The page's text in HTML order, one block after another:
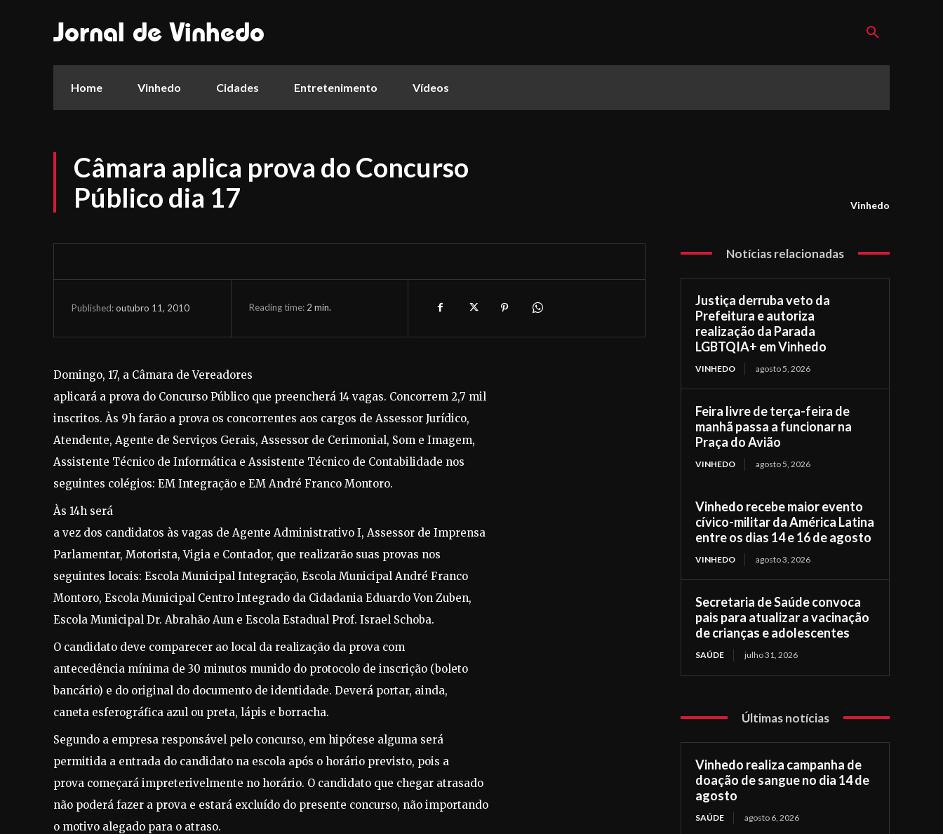
Jornal de Vinhedo
Home Vinhedo Cidades Entretenimento Vídeos
Câmara aplica prova do Concurso
Público dia 17
Vinhedo
Published:outubro 11, 2010 Reading time: 2 min.
Domingo, 17, a Câmara de Vereadores
aplicará a prova do Concurso Público que preencherá 14 vagas. Concorrem 2,7 mil
inscritos. Às 9h farão a prova os concorrentes aos cargos de Assessor Jurídico,
Atendente, Agente de Serviços Gerais, Assessor de Cerimonial, Som e Imagem,
Assistente Técnico de Informática e Assistente Técnico de Contabilidade nos
seguintes colégios: EM Integração e EM André Franco Montoro.
Às 14h será
a vez dos candidatos às vagas de Agente Administrativo I, Assessor de Imprensa
Parlamentar, Motorista, Vigia e Contador, que realizarão suas provas nos
seguintes locais: Escola Municipal Integração, Escola Municipal André Franco
Montoro, Escola Municipal Centro Integrado da Cidadania Eduardo Von Zuben,
Escola Municipal Dr. Abrahão Aun e Escola Estadual Prof. Israel Schoba.
O candidato deve comparecer ao local da realização da prova com
antecedência mínima de 30 minutos munido do protocolo de inscrição (boleto
bancário) e do original do documento de identidade. Deverá portar, ainda,
caneta esferográfica azul ou preta, lápis e borracha.
Segundo a empresa responsável pelo concurso, em hipótese alguma será
permitida a entrada do candidato na escola após o horário previsto, pois a
prova começará impreterivelmente no horário. O candidato que chegar atrasado
não poderá fazer a prova e estará excluído do presente concurso, não importando
o motivo alegado para o atraso.
Notícias relacionadas
Justiça derruba veto da
Prefeitura e autoriza
realização da Parada
LGBTQIA+ em Vinhedo
VINHEDO agosto 5, 2026
Feira livre de terça-feira de
manhã passa a funcionar na
Praça do Avião
VINHEDO agosto 5, 2026
Vinhedo recebe maior evento
cívico-militar da América Latina
entre os dias 14 e 16 de agosto
VINHEDO agosto 3, 2026
Secretaria de Saúde convoca
pais para atualizar a vacinação
de crianças e adolescentes
SAÚDE julho 31, 2026
Últimas notícias
Vinhedo realiza campanha de
doação de sangue no dia 14 de
agosto
SAÚDE agosto 6, 2026